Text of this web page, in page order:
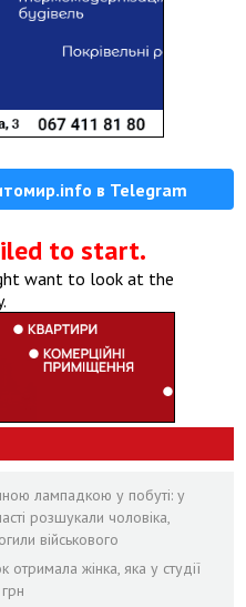
в Telegram
to start.
want to look at the
лампадкою у побуті: у
розшукали чоловіка,
військового
отримала жінка, яка у студії